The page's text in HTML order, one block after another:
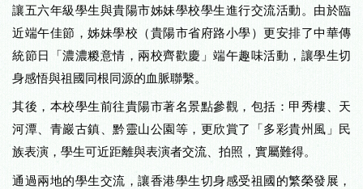
讓五六年級學生與貴陽市姊妹學校學生進行交流活動。由於臨
近端午佳節，姊妹學校（貴陽市省府路小學）更安排了中華傳
統節日「濃濃糉意情，兩校齊歡慶」端午趣味活動，讓學生切
身感悟與祖國同根同源的血脈聯繫。
其後，本校學生前往貴陽市著名景點參觀，包括：甲秀樓、天
河潭、青巖古鎮、黔靈山公園等，更欣賞了「多彩貴州風」民
族表演，學生可近距離與表演者交流、拍照，實屬難得。
通過兩地的學生交流，讓香港學生切身感受祖國的繁榮發展，